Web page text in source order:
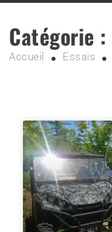
Catégorie :
Accueil Essais